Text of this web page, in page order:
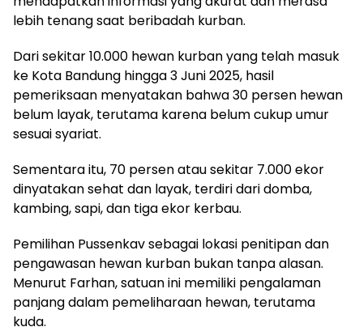
lebih tenang saat beribadah kurban.
Dari sekitar 10.000 hewan kurban yang telah masuk
ke Kota Bandung hingga 3 Juni 2025, hasil
pemeriksaan menyatakan bahwa 30 persen hewan
belum layak, terutama karena belum cukup umur
sesuai syariat.
Sementara itu, 70 persen atau sekitar 7.000 ekor
dinyatakan sehat dan layak, terdiri dari domba,
kambing, sapi, dan tiga ekor kerbau.
Pemilihan Pussenkav sebagai lokasi penitipan dan
pengawasan hewan kurban bukan tanpa alasan.
Menurut Farhan, satuan ini memiliki pengalaman
panjang dalam pemeliharaan hewan, terutama
kuda.